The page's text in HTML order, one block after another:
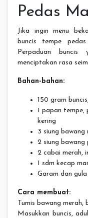
Pedas
Jika ingin menu
buncis tempe
Perpaduan
menciptakan rasa
Bahan-bahan:
150 gram
1 papan tempe,
kering
3 siung bawang
2 siung bawang
2 cabai merah,
1 sdm kecap
Garam dan gula
Cara membuat:
Tumis bawang
Masukkan buncis,